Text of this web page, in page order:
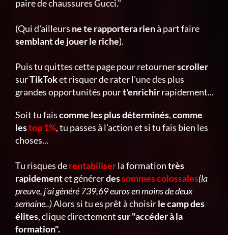
paire de chaussures Gucci."
(Qui d'ailleurs ne te rapportera rienà part faire
semblant de jouer le riche).
Puis tu quittes cette page pour retournerscroller
surTikToket risquer de rater l'une des plus
grandes opportunités pourt'enrichirrapidement...
Soit tu faiscomme les plus déterminés,comme
lestop 1%, tu passes à l'action et si tu fais bien les
choses...
Tu risques derentabiliserla formationtrès
rapidementet générerdessommes colossales(la
preuve, j'ai généré 739,69 euros en moins de deux
semaine..)Alors si tu es prêt à choisirle camp des
élites, clique directementsur "accéder à la
formation".